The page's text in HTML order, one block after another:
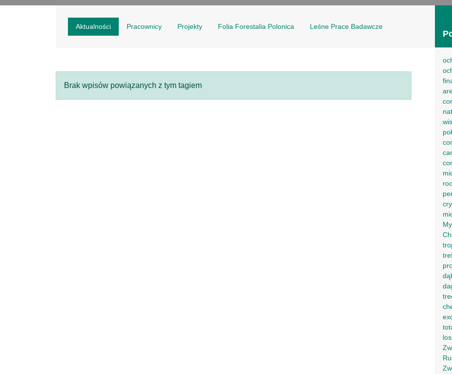
Aktualności Pracownicy Projekty Folia Forestalia Polonica Leśne Prace Badawcze
Brak wpisów powiązanych z tym tagiem